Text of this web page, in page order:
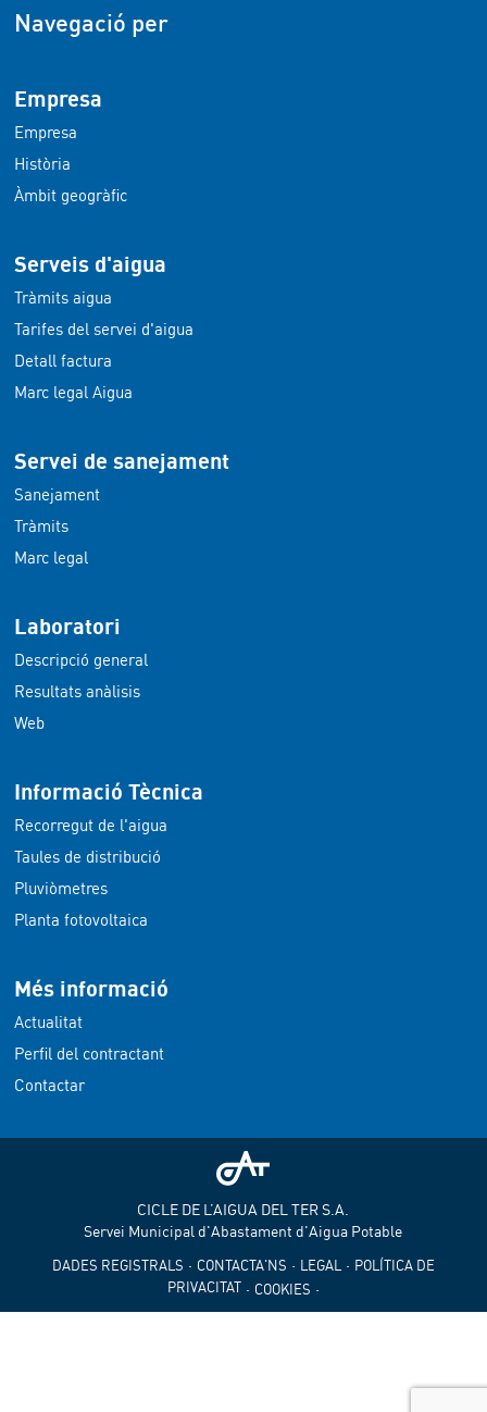
Navegació per
Empresa
Empresa
Història
Àmbit geogràfic
Serveis d'aigua
Tràmits aigua
Tarifes del servei d'aigua
Detall factura
Marc legal Aigua
Servei de sanejament
Sanejament
Tràmits
Marc legal
Laboratori
Descripció general
Resultats anàlisis
Web
Informació Tècnica
Recorregut de l'aigua
Taules de distribució
Pluviòmetres
Planta fotovoltaica
Més informació
Actualitat
Perfil del contractant
Contactar
CICLE DE L’AIGUA DEL TER S.A.
Servei Municipal d'Abastament d'Aigua Potable
DADES REGISTRALS · CONTACTA'NS · LEGAL · POLÍTICA DE
PRIVACITAT· COOKIES ·